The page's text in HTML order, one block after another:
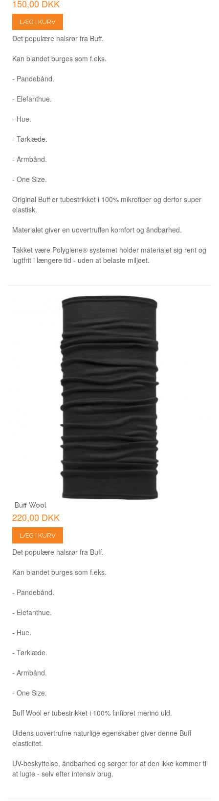
150,00 DKK
LÆG I KURV
Det populære halsrør fra Buff.
Kan blandet burges som f.eks.
- Pandebånd.
- Elefanthue.
- Hue.
- Tørklæde.
- Armbånd.
- One Size.
Original Buff er tubestrikket i 100% mikrofiber og derfor super
elastisk.
Materialet giver en uovertruffen komfort og åndbarhed.
Takket være Polygiene® systemet holder materialet sig rent og
lugtfrit i længere tid - uden at belaste miljøet.
Buff Wool
220,00 DKK
LÆG I KURV
Det populære halsrør fra Buff.
Kan blandet burges som f.eks.
- Pandebånd.
- Elefanthue.
- Hue.
- Tørklæde.
- Armbånd.
- One Size.
Buff Wool er tubestrikket i 100% finfibret merino uld.
Uldens uovertrufne naturlige egenskaber giver denne Buff
elasticitet.
UV-beskyttelse, åndbarhed og sørger for at den ikke kommer til
at lugte - selv efter intensiv brug.